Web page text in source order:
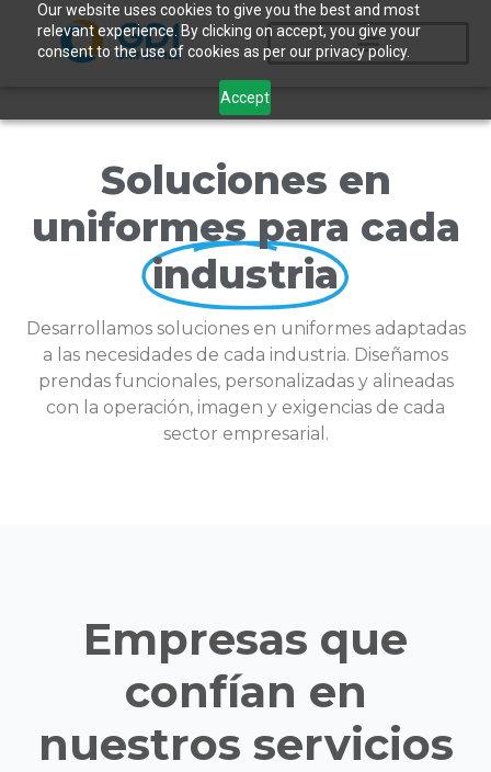
Our website uses cookies to give you the best and most
relevant experience. By clicking on accept, you give your
consent to the use of cookies as per our privacy policy.
Accept
Soluciones en
uniformes para cada
industria
Desarrollamos soluciones en uniformes adaptadas
a las necesidades de cada industria. Diseñamos
prendas funcionales, personalizadas y alineadas
con la operación, imagen y exigencias de cada
sector empresarial.
Empresas que
confían en
nuestros servicios